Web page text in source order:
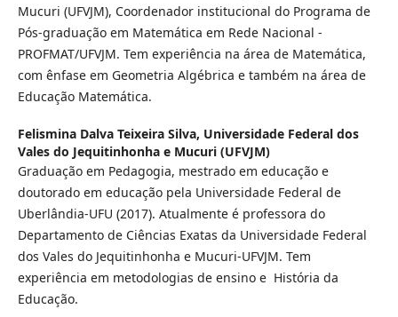
Mucuri (UFVJM), Coordenador institucional do Programa de
Pós-graduação em Matemática em Rede Nacional -
PROFMAT/UFVJM. Tem experiência na área de Matemática,
com ênfase em Geometria Algébrica e também na área de
Educação Matemática.
Felismina Dalva Teixeira Silva, Universidade Federal dos
Vales do Jequitinhonha e Mucuri (UFVJM)
Graduação em Pedagogia, mestrado em educação e
doutorado em educação pela Universidade Federal de
Uberlândia-UFU (2017). Atualmente é professora do
Departamento de Ciências Exatas da Universidade Federal
dos Vales do Jequitinhonha e Mucuri-UFVJM. Tem
experiência em metodologias de ensino e História da
Educação.